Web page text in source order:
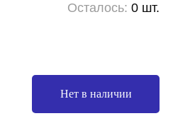
Осталось: 0 шт.
Нет в наличии